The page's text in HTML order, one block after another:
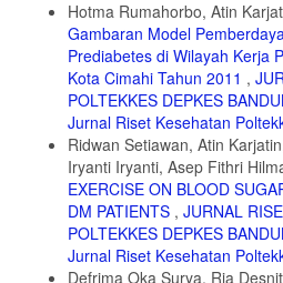
2019.
http://scioteca.caf.com/bitstream/
Eng-8ene.pdf?
sequence=12&isAllowed=y%0Ahttp://
12. Pertiwi W. Pengaruh Pendidikan
Pengetahuan Mengenai Anemia Pada
Jatinangor. Universitas Padjadjaran;
https://repository.unpad.ac.id/items/
3b11b334e9c5
13. Dwiayu AR. Pengaruh Pendidikan
Saku Terhadap Asupan Protein Dan
SMKN 11 Bandung. Poltekkes
https://repo.poltekkesbandung.ac.id/88/
Hotma Rumahorbo, Atin
Gambaran Model
Prediabetes di Wilayah Kerja
Kota Cimahi Tahun 2011 ,
POLTEKKES DEPKES
Jurnal Riset Kesehatan
Ridwan Setiawan, Atin
Iryanti Iryanti, Asep Fithri
EXERCISE ON BLOOD
DM PATIENTS , JURNAL
POLTEKKES DEPKES
Jurnal Riset Kesehatan
Defrima Oka Surya, Ria